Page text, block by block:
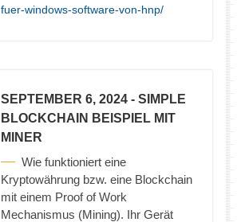
fuer-windows-software-von-hnp/
SEPTEMBER 6, 2024 - SIMPLE
BLOCKCHAIN BEISPIEL MIT
MINER
Wie funktioniert eine
Kryptowährung bzw. eine Blockchain
mit einem Proof of Work
Mechanismus (Mining). Ihr Gerät